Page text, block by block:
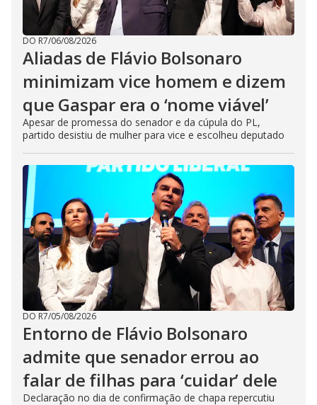
DO R7/06/08/2026
Aliadas de Flávio Bolsonaro
minimizam vice homem e dizem
que Gaspar era o ‘nome viável’
Apesar de promessa do senador e da cúpula do PL,
partido desistiu de mulher para vice e escolheu deputado
DO R7/05/08/2026
Entorno de Flávio Bolsonaro
admite que senador errou ao
falar de filhas para ‘cuidar’ dele
Declaração no dia de confirmação de chapa repercutiu